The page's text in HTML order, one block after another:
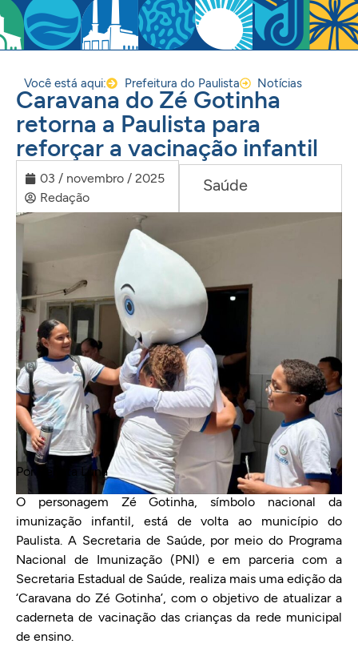
Você está aqui: Prefeitura do Paulista Notícias
Caravana do Zé Gotinha
retorna a Paulista para
reforçar a vacinação infantil
03 / novembro / 2025
Redação
Saúde
Por Renata Luna
O personagem Zé Gotinha, símbolo nacional da
imunização infantil, está de volta ao município do
Paulista. A Secretaria de Saúde, por meio do Programa
Nacional de Imunização (PNI) e em parceria com a
Secretaria Estadual de Saúde, realiza mais uma edição da
‘Caravana do Zé Gotinha’, com o objetivo de atualizar a
caderneta de vacinação das crianças da rede municipal
de ensino.